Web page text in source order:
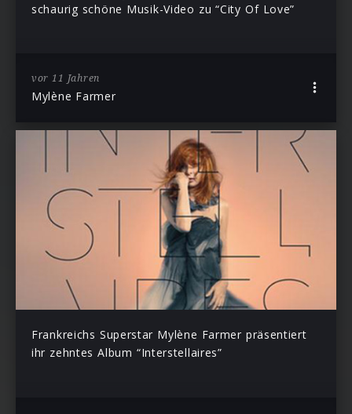
schaurig schöne Musik-Video zu “City Of Love”
vor 11 Jahren
Mylène Farmer
Frankreichs Superstar Mylène Farmer präsentiert
ihr zehntes Album “Interstellaires”